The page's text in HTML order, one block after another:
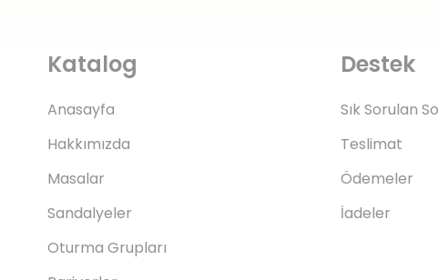
Katalog
Anasayfa
Hakkımızda
Masalar
Sandalyeler
Oturma Grupları
Destek
Sık Sorulan
Teslimat
Ödemeler
İadeler